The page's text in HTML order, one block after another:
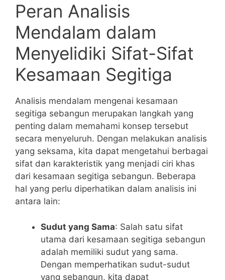
Peran⁤ Analisis
Mendalam dalam
Menyelidiki Sifat-Sifat⁢
Kesamaan Segitiga
Analisis mendalam mengenai kesamaan
segitiga‍ sebangun merupakan langkah yang
penting dalam memahami konsep tersebut
secara‍ menyeluruh. Dengan melakukan analisis
yang seksama, kita dapat mengetahui berbagai
⁣sifat ​dan karakteristik‌ yang menjadi ciri khas
dari kesamaan segitiga sebangun. Beberapa
⁣hal yang perlu diperhatikan dalam analisis ini
⁣antara lain:
Sudut yang Sama: Salah satu sifat⁣
utama dari kesamaan‌ segitiga sebangun
adalah memiliki sudut yang ⁢sama.
Dengan memperhatikan sudut-sudut
yang sebangun,‌ kita dapat